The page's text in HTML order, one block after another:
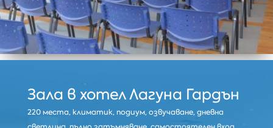
Зала в хотел Лагуна Гардън
220 места, климатик, подиум, озвучаване, дневна